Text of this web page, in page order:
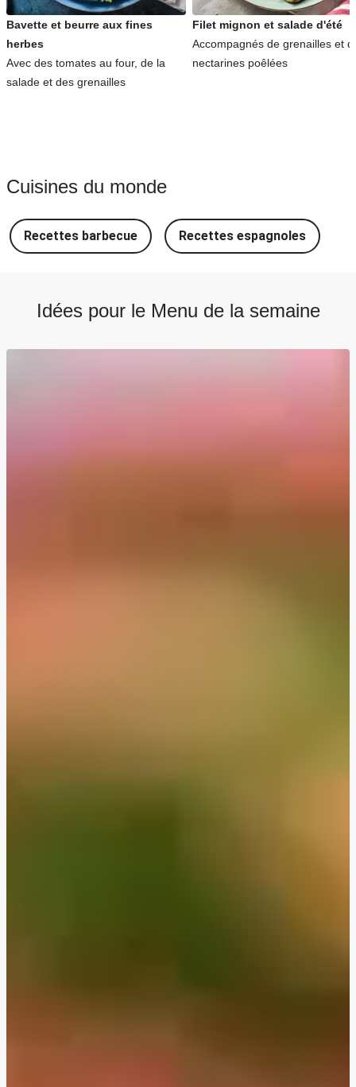
Bavette et beurre aux fines
herbes
Avec des tomates au four, de la
salade et des grenailles
Filet mignon et salade d'été
Accompagnés de grenailles et
nectarines poêlées
Cuisines du monde
Recettes barbecue Recettes espagnoles
Idées pour le Menu de la semaine